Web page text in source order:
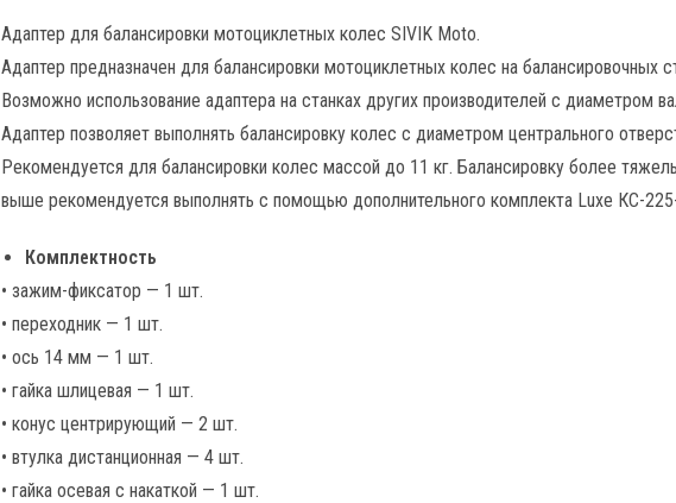
Адаптер для балансировки мотоциклетных колес SIVIK Moto.
Адаптер предназначен для балансировки мотоциклетных колес на балансировочных
Возможно использование адаптера на станках других производителей с диаметром
Адаптер позволяет выполнять балансировку колес с диаметром центрального
Рекомендуется для балансировки колес массой до 11 кг. Балансировку более
выше рекомендуется выполнять с помощью дополнительного комплекта Luxe КС-
Комплектность
• зажим-фиксатор — 1 шт.
• переходник — 1 шт.
• ось 14 мм — 1 шт.
• гайка шлицевая — 1 шт.
• конус центрирующий — 2 шт.
• втулка дистанционная — 4 шт.
• гайка осевая с накаткой — 1 шт.